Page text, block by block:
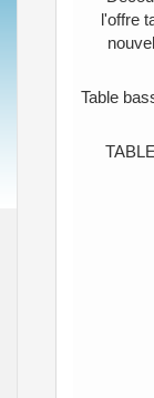
l'offre
Table